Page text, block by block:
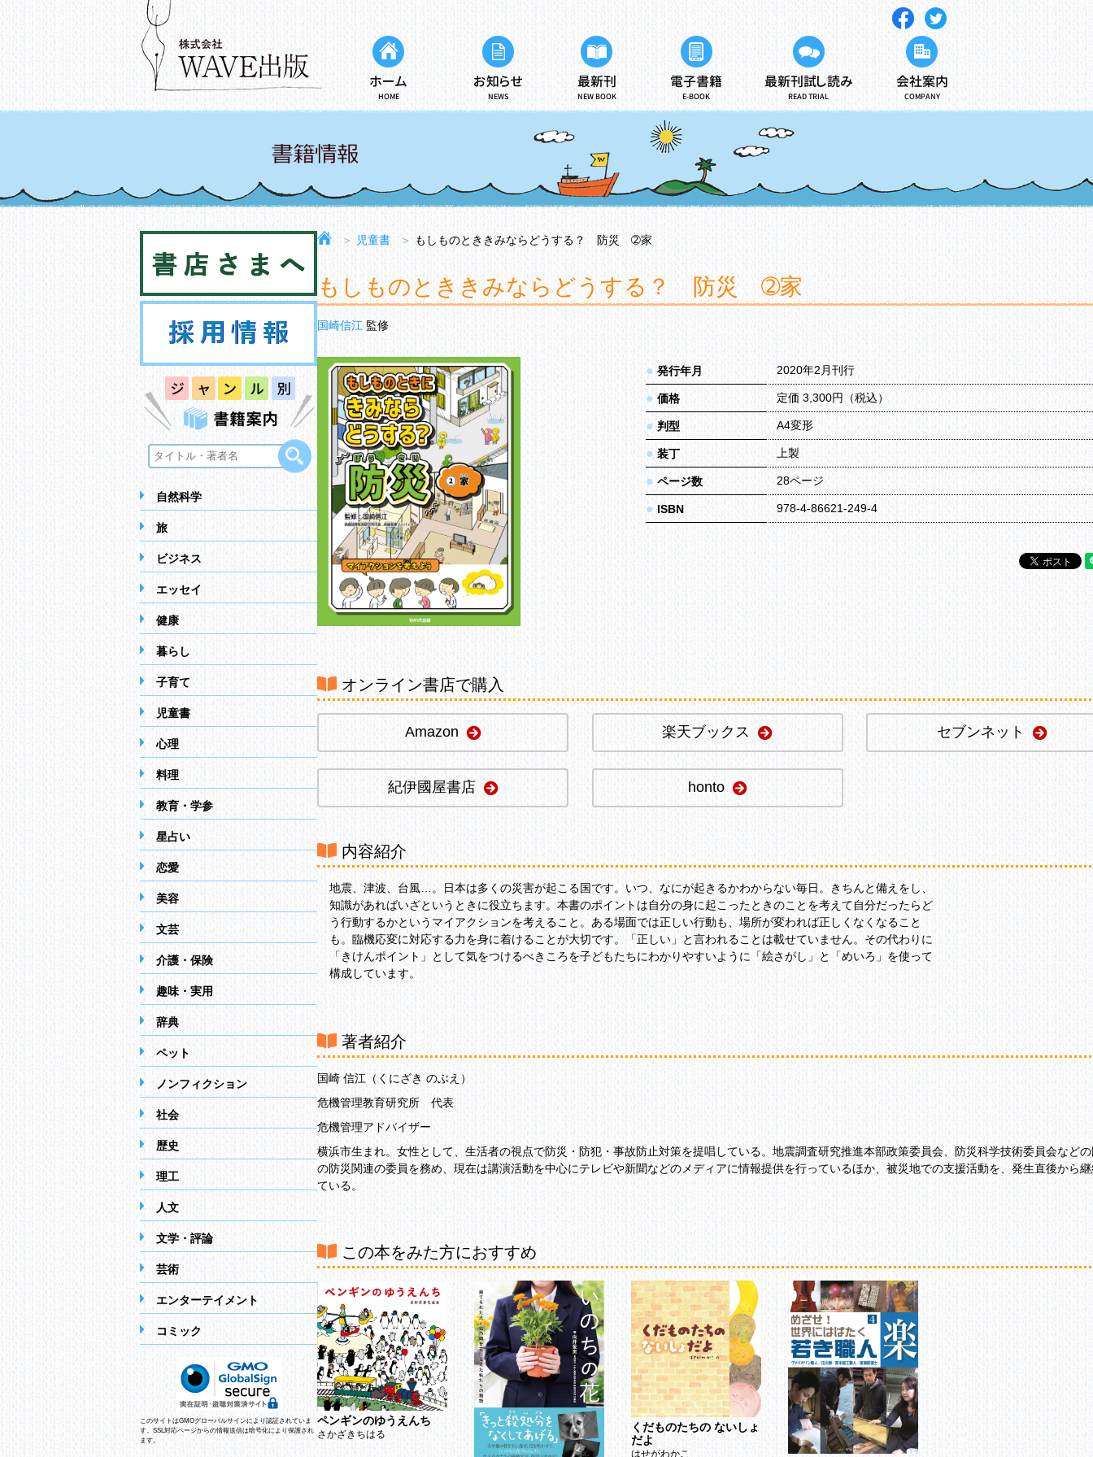
ホーム
HOME
お知らせ
NEWS
最新刊
NEW BOOK
電子書籍
E-BOOK
最新刊試し読み
READ TRIAL
会社案内
COMPANY
自然科学
旅
ビジネス
エッセイ
健康
暮らし
子育て
児童書
心理
料理
教育・学参
星占い
恋愛
美容
文芸
介護・保険
趣味・実用
辞典
ペット
ノンフィクション
社会
歴史
理工
人文
文学・評論
芸術
エンターテイメント
コミック
このサイトはGMOグローバルサインにより認証されていま
す。SSL対応ページからの情報送信は暗号化により保護され
ます。
＞ 児童書 ＞ もしものとききみならどうする？ 防災 ➁家
もしものとききみならどうする？ 防災 ➁家
国崎信江 監修
● 発行年月 2020年2月刊行
● 価格 定価 3,300円（税込）
● 判型 A4変形
● 装丁 上製
● ページ数 28ページ
● ISBN 978-4-86621-249-4
オンライン書店で購入
Amazon 楽天ブックス セブンネット
紀伊國屋書店 honto
内容紹介
地震、津波、台風…。日本は多くの災害が起こる国です。いつ、なにが起きるかわからない毎日。きちんと備えをし、
知識があればいざというときに役立ちます。本書のポイントは自分の身に起こったときのことを考えて自分だったらど
う行動するかというマイアクションを考えること。ある場面では正しい行動も、場所が変われば正しくなくなること
も。臨機応変に対応する力を身に着けることが大切です。「正しい」と言われることは載せていません。その代わりに
「きけんポイント」として気をつけるべきころを子どもたちにわかりやすいように「絵さがし」と「めいろ」を使って
構成しています。
著者紹介
国崎 信江（くにざき のぶえ）
危機管理教育研究所 代表
危機管理アドバイザー
横浜市生まれ。女性として、生活者の視点で防災・防犯・事故防止対策を提唱している。地震調査研究推進本部政策委員会、防災科学技術委員会など
の防災関連の委員を務め、現在は講演活動を中心にテレビや新聞などのメディアに情報提供を行っているほか、被災地での支援活動を、発生直後から
ている。
この本をみた方におすすめ
ペンギンのゆうえんち
さかざきちはる
くだものたちの ないしょ
だよ
はせがわかこ